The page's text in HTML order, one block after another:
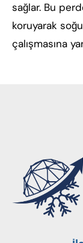
sağlar. Bu
koruyarak
çalışmasına